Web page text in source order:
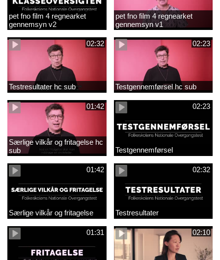
pet fno film 4 regnearket
gennemsyn v2
pet fno film 4 regnearket
gennemsyn v1
02:32
Testresultater hc sub
02:23
Testgennemførsel hc sub
01:42
Særlige vilkår og fritagelse hc
sub
02:23
Testgennemførsel
01:42
Særlige vilkår og fritagelse
02:32
Testresultater
01:31 02:10